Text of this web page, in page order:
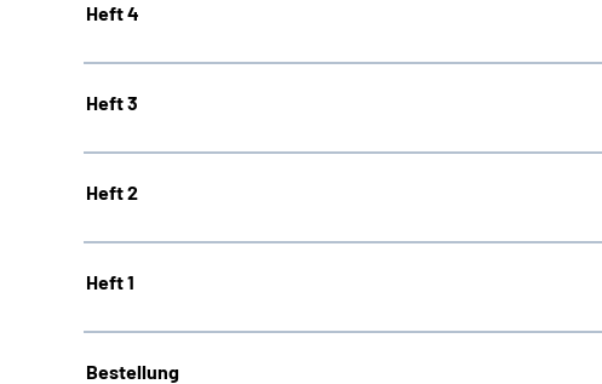
Heft 4
Heft 3
Heft 2
Heft 1
Bestellung